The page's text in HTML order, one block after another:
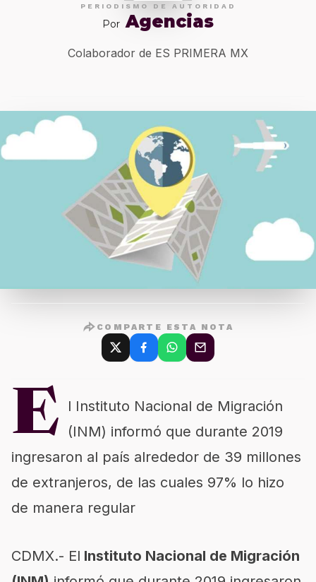
PERIODISMO DE AUTORIDAD
Por Agencias
Colaborador de ES PRIMERA MX
COMPARTE ESTA NOTA
E
l Instituto Nacional de Migración
(INM) informó que durante 2019
ingresaron al país alrededor de 39 millones
de extranjeros, de las cuales 97% lo hizo
de manera regular
CDMX.- El Instituto Nacional de Migración